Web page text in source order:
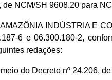
de NCM/SH 9608.20 para
AMAZÔNIA INDÚSTRIA E
6 e 06.300.180-2,
redações:
do Decreto nº 24.206,